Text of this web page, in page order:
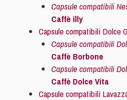
Capsule compatibili
Caffè illy
Capsule compatibili Dolce
Capsule compatibili
Caffè Borbone
Capsule compatibili
Caffè Dolce Vita
Capsule compatibili